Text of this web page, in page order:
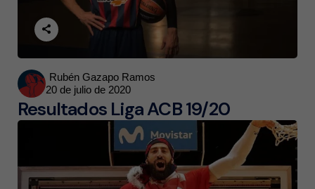
Posted
by
Rubén Gazapo Ramos
20 de julio de 2020
Resultados Liga ACB 19/20